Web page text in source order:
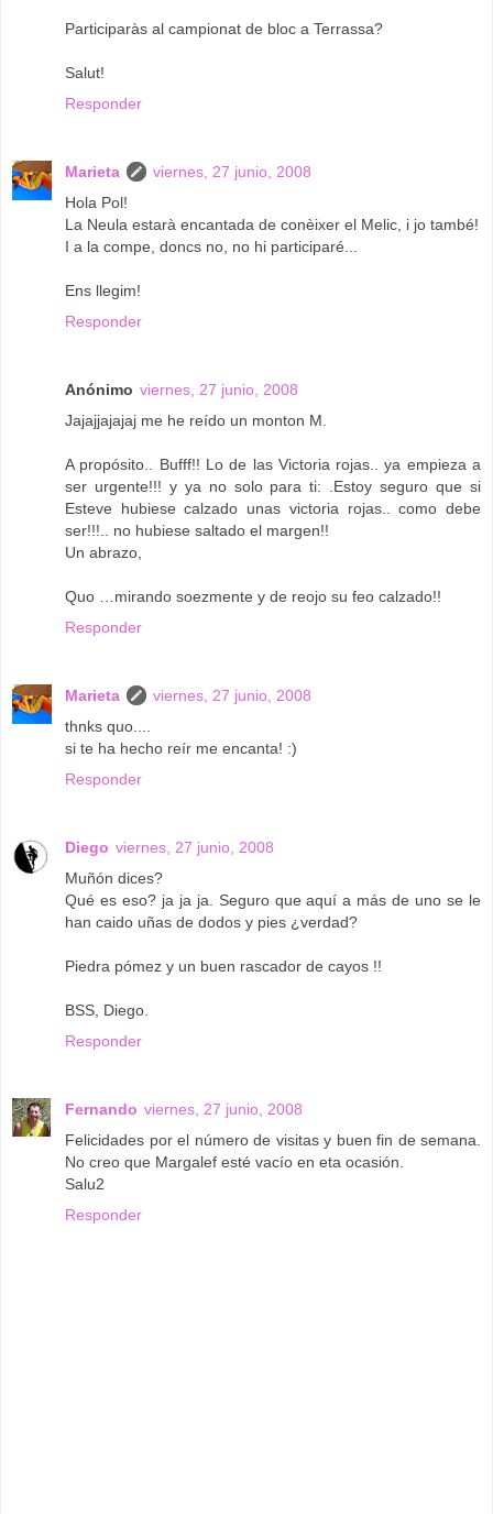
Participaràs al campionat de bloc a Terrassa?
Salut!
Responder
Marieta
viernes, 27 junio, 2008
Hola Pol!
La Neula estarà encantada de conèixer el Melic, i jo també!
I a la compe, doncs no, no hi participaré...
Ens llegim!
Responder
Anónimo viernes, 27 junio, 2008
Jajajjajajaj me he reído un monton M.
A propósito.. Bufff!! Lo de las Victoria rojas.. ya empieza a
ser urgente!!! y ya no solo para ti: .Estoy seguro que si
Esteve hubiese calzado unas victoria rojas.. como debe
ser!!!.. no hubiese saltado el margen!!
Un abrazo,
Quo …mirando soezmente y de reojo su feo calzado!!
Responder
Marieta
viernes, 27 junio, 2008
thnks quo....
si te ha hecho reír me encanta! :)
Responder
Diego viernes, 27 junio, 2008
Muñón dices?
Qué es eso? ja ja ja. Seguro que aquí a más de uno se le
han caido uñas de dodos y pies ¿verdad?
Piedra pómez y un buen rascador de cayos !!
BSS, Diego.
Responder
Fernando viernes, 27 junio, 2008
Felicidades por el número de visitas y buen fin de semana.
No creo que Margalef esté vacío en eta ocasión.
Salu2
Responder